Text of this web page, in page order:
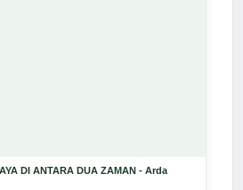
DI ANTARA DUA ZAMAN - Arda